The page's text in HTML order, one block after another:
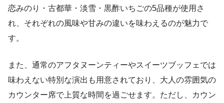
恋みのり・古都華・淡雪・黒酢いちごの5品種が使用さ
れ、それぞれの風味や甘みの違いを味わえるのが魅力で
す。
また、通常のアフタヌーンティーやスイーツブッフェでは
味わえない特別な演出も用意されており、大人の雰囲気の
カウンター席で上質な時間を過ごせます。ただし、カウン